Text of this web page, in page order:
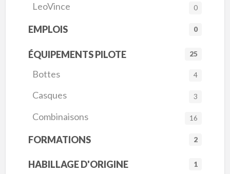
LeoVince 0
EMPLOIS 0
ÉQUIPEMENTS PILOTE 25
Bottes 4
Casques 3
Combinaisons 16
FORMATIONS 2
HABILLAGE D'ORIGINE 1